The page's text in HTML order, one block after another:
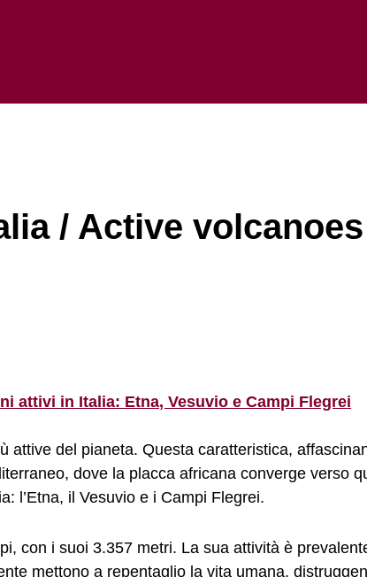
/ Active
attivi in Italia: Etna, Vesuvio e Campi Flegrei
attive del pianeta. Questa caratteristica,
dove la placca africana converge verso
l’Etna, il Vesuvio e i Campi Flegrei.
con i suoi 3.357 metri. La sua attività è
mettono a repentaglio la vita umana,